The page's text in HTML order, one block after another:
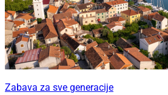
Zabava za sve generacije